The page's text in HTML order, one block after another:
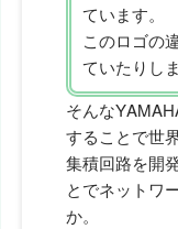
ています。
このロゴの
ていたりしま
そんな
することで世
集積回路を開
とでネットワ
か。